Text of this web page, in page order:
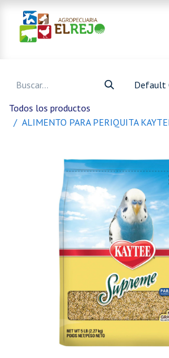
Default
Todos los productos
ALIMENTO PARA PERIQUITA